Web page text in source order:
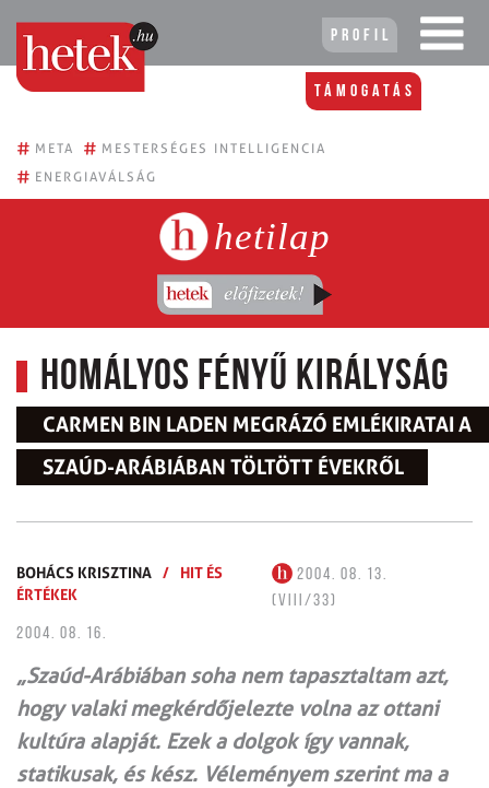
Profil
Támogatás
# META # MESTERSÉGES INTELLIGENCIA
# ENERGIAVÁLSÁG
hetilap
Homályos fényű királyság
CARMEN BIN LADEN MEGRÁZÓ EMLÉKIRATAI A
SZAÚD-ARÁBIÁBAN TÖLTÖTT ÉVEKRŐL
BOHÁCS KRISZTINA /
HIT ÉS
ÉRTÉKEK
2004. 08. 13.
(VIII/33)
2004. 08. 16.
„Szaúd-Arábiában soha nem tapasztaltam azt,
hogy valaki megkérdőjelezte volna az ottani
kultúra alapját. Ezek a dolgok így vannak,
statikusak, és kész. Véleményem szerint ma a